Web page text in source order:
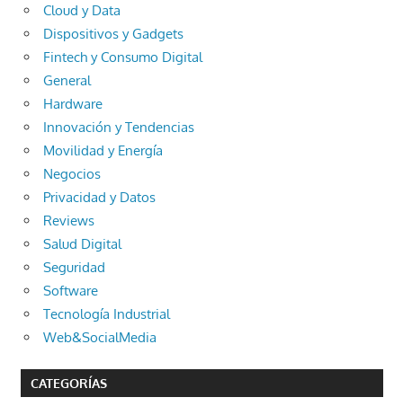
Cloud y Data
Dispositivos y Gadgets
Fintech y Consumo Digital
General
Hardware
Innovación y Tendencias
Movilidad y Energía
Negocios
Privacidad y Datos
Reviews
Salud Digital
Seguridad
Software
Tecnología Industrial
Web&SocialMedia
CATEGORÍAS